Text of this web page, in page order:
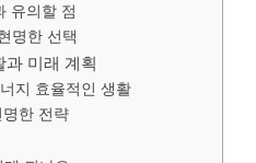
유의할 점
명한 선택
과 미래 계획
지 효율적인 생활
한 전략